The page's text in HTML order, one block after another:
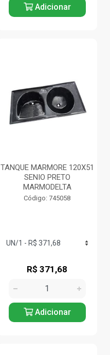
Adicionar
TANQUE MARMORE 120X51
SENIO PRETO
MARMODELTA
Código: 745058
R$ 371,68
Adicionar